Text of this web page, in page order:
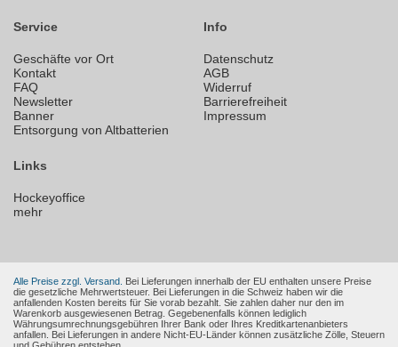
Service
Geschäfte vor Ort
Kontakt
FAQ
Newsletter
Banner
Entsorgung von Altbatterien
Info
Datenschutz
AGB
Widerruf
Barrierefreiheit
Impressum
Links
Hockeyoffice
mehr
Alle Preise zzgl. Versand. Bei Lieferungen innerhalb der EU enthalten unsere Preise
die gesetzliche Mehrwertsteuer. Bei Lieferungen in die Schweiz haben wir die
anfallenden Kosten bereits für Sie vorab bezahlt. Sie zahlen daher nur den im
Warenkorb ausgewiesenen Betrag. Gegebenenfalls können lediglich
Währungsumrechnungsgebühren Ihrer Bank oder Ihres Kreditkartenanbieters
anfallen. Bei Lieferungen in andere Nicht-EU-Länder können zusätzliche Zölle, Steuern